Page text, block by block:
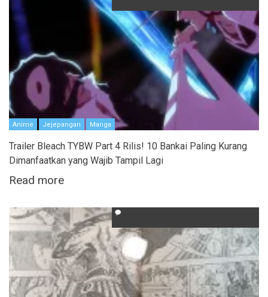
Anime Jejepangan Manga
Trailer Bleach TYBW Part 4 Rilis! 10 Bankai Paling Kurang
Dimanfaatkan yang Wajib Tampil Lagi
Read more